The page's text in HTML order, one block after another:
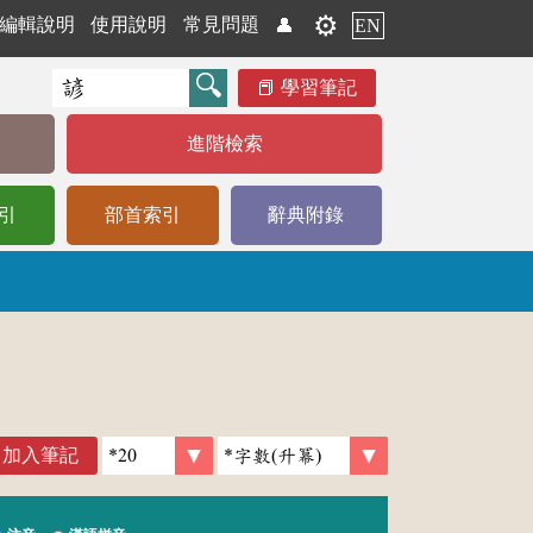
編輯說明 使用說明 常見問題 👤 ⚙️ EN
學習筆記
進階檢索
部首索引 辭典附錄
加入筆記